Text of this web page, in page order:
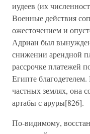
иудеев (их
Военные действия
ожесточением и
Адриан был вынужден
снижении арендной
рассрочке платежей
Египте
частных землях, она
артабы с аруры[826].
По-видимому,